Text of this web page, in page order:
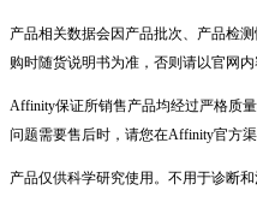
产品相关数据会因产品批次、产品检
购时随货说明书为准，否则请以官网
Affinity保证所销售产品均经过严格质
问题需要售后时，请您在Affinity官方渠
产品仅供科学研究使用。不用于诊断和